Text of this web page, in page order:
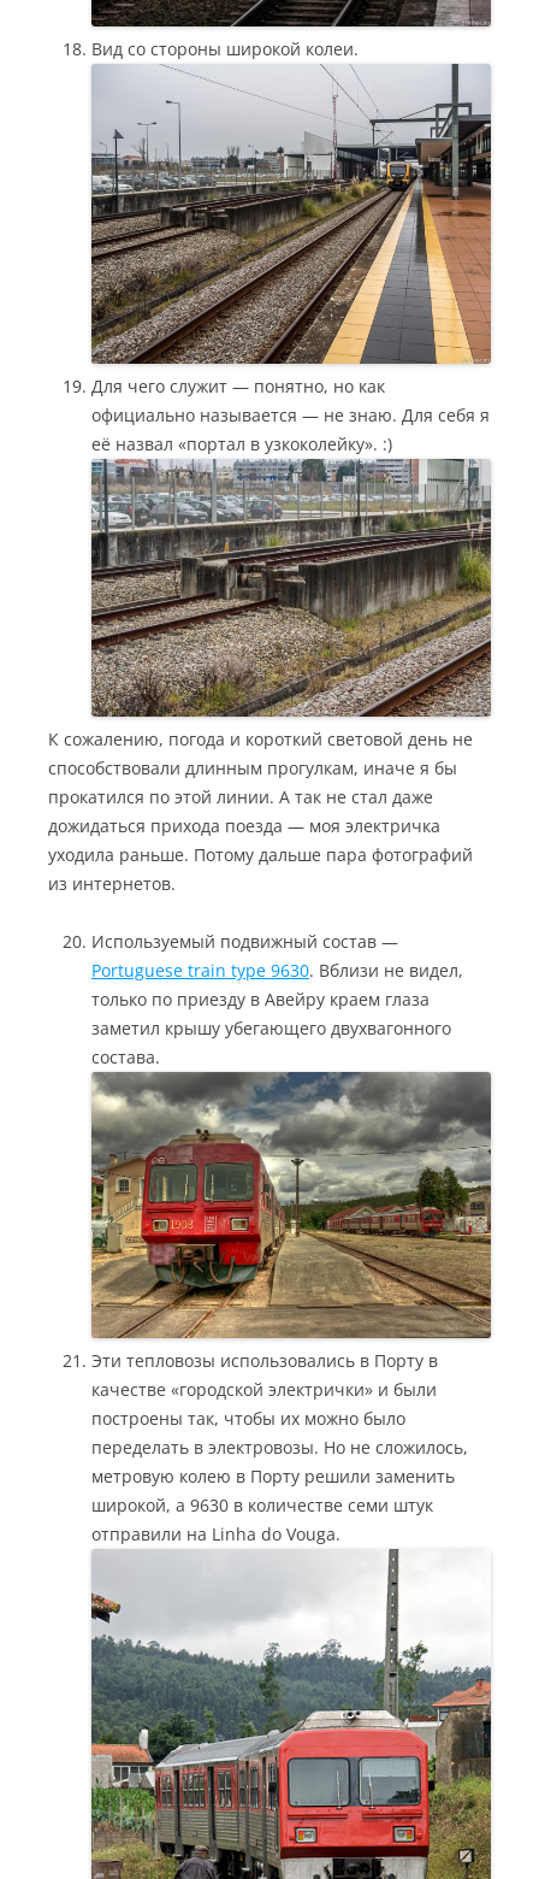
Вид со стороны широкой колеи.
Для чего служит — понятно, но как
официально называется — не знаю. Для себя я
её назвал «портал в узкоколейку». :)
К сожалению, погода и короткий световой день не
способствовали длинным прогулкам, иначе я бы
прокатился по этой линии. А так не стал даже
дожидаться прихода поезда — моя электричка
уходила раньше. Потому дальше пара фотографий
из интернетов.
Используемый подвижный состав —
Portuguese train type 9630. Вблизи не видел,
только по приезду в Авейру краем глаза
заметил крышу убегающего двухвагонного
состава.
Эти тепловозы использовались в Порту в
качестве «городской электрички» и были
построены так, чтобы их можно было
переделать в электровозы. Но не сложилось,
метровую колею в Порту решили заменить
широкой, а 9630 в количестве семи штук
отправили на Linha do Vouga.